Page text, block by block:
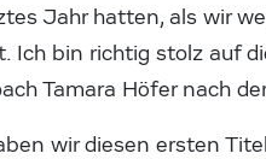
Jahr hatten, als wir
Ich bin richtig stolz auf
Tamara Höfer nach
wir diesen ersten